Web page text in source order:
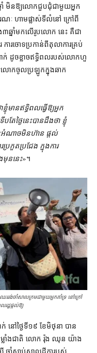
មិន​ឱ្យ​លោក​ជួបជុំ​ជាមួយ​អ្នក
រណៈ ហាម​ផ្លាស់​ទីលំនៅ ក្រៅពី​
ឆ្នាំ​មក​លើ​រូបលោក នេះ គឺជា
រចោទប្រកាន់​ពី​តុលាការ​គ្រប់​
ហាក់ ដូច​ខ្លាច​ឥទ្ធិពល​របស់​លោក​ហួ
លោក​ចូល​ប្រឡូក​ក្នុង​ឆាក​
ញុំ​មាន​ឥទ្ធិពល​ធ្វើ​ឱ្យ​អ្នក
តែ​ថ្ងៃនេះ​បាន​ដឹង​ថា ខ្ញុំ​
ន់អំណាច​មិន​ហ៊ាន ផ្ដល់​
រ​ប្រកួតប្រជែង ក្នុង​ការ​
មុន​នេះ»។
រង់ចាំសាលក្រមជាមួយអ្នកគាំទ្រ នៅក្រៅ
ដ្ឋផ្ដល់ឱ្យ
នៅ​ថ្ងៃទី​១៩ ខែមិថុនា បាន​
លាំង​ជាតិ លោក រ៉ុង ឈុន យ៉ាង​